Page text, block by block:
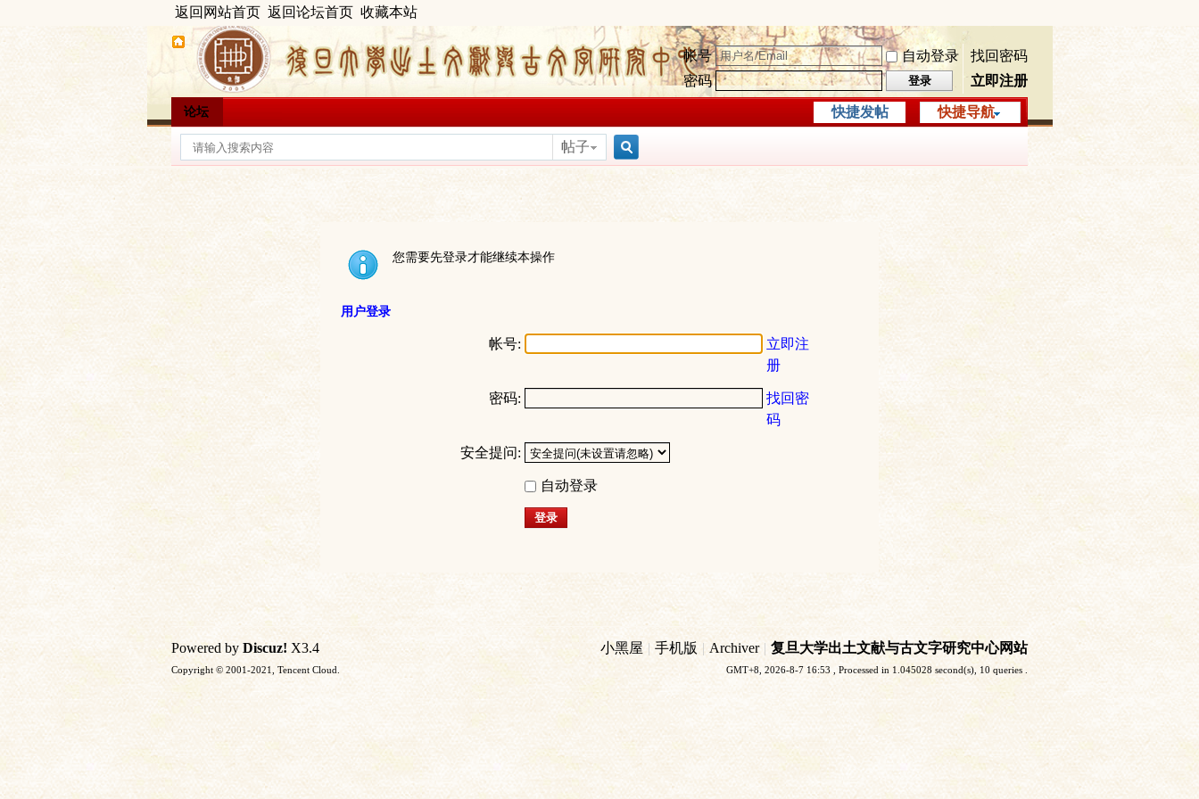
返回网站首页 返回论坛首页 收藏本站
帐号 自动登录
找回密码
密码
登录 立即注册
快捷导航
论坛 快捷发帖
帖子
您需要先登录才能继续本操作
用户登录
帐号:
立即注
册
密码:
找回密
码
安全提问:
自动登录
登录
小黑屋 | 手机版 | Archiver | 复旦大学出土文献与古文字研究中心网站
GMT+8, 2026-8-7 16:53 , Processed in 1.045028 second(s), 10 queries .
Powered by Discuz! X3.4
Copyright © 2001-2021, Tencent Cloud.